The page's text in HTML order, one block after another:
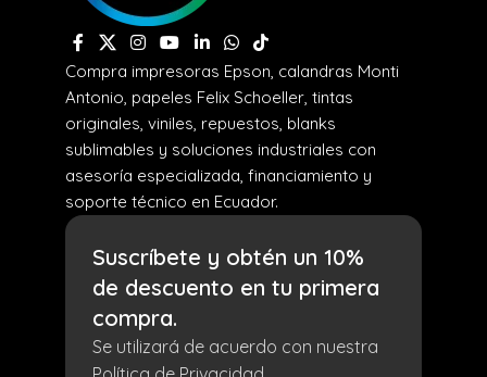
Compra impresoras Epson, calandras Monti
Antonio, papeles Felix Schoeller, tintas
originales, viniles, repuestos, blanks
sublimables y soluciones industriales con
asesoría especializada, financiamiento y
soporte técnico en Ecuador.
Suscríbete y obtén un 10%
de descuento en tu primera
compra.
Se utilizará de acuerdo con nuestra